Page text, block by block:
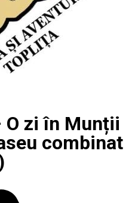
O zi în Munții
combinat